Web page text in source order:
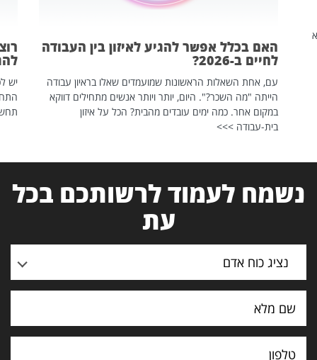
האם בכלל אפשר להגיע לאיזון בין העבודה
לחיים ב-2026?
עם, אחת השאלות הראשונות שמועמדים שאלו בראיון עבודה
הייתה "מה השכר?". היום, יותר ויותר אנשים מתחילים דווקא
במקום אחר. כמה ימים עובדים מהבית? הכל על איזון
בית-עבודה >>>
יש
נשמח לעמוד לרשותכם בכל
עת
נציג כוח אדם